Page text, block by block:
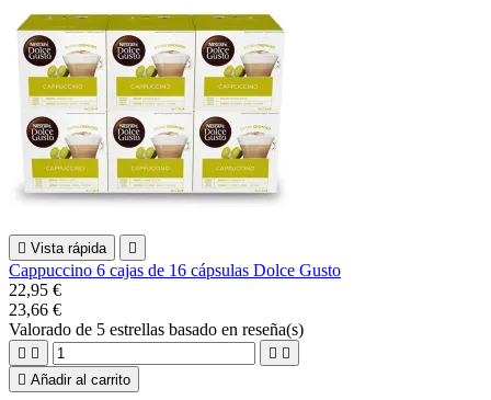
 Vista rápida 
Cappuccino 6 cajas de 16 cápsulas Dolce Gusto
22,95 €
23,66 €
Valorado de 5 estrellas basado en reseña(s)
   
 Añadir al carrito